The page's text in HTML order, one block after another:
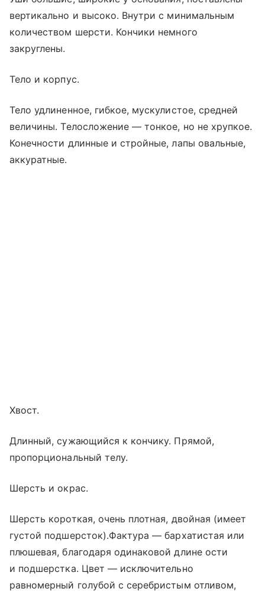
вертикально и высоко. Внутри с минимальным
количеством шерсти. Кончики немного
закруглены.
Тело и корпус.
Тело удлиненное, гибкое, мускулистое, средней
величины. Телосложение — тонкое, но не хрупкое.
Конечности длинные и стройные, лапы овальные,
аккуратные.
Хвост.
Длинный, сужающийся к кончику. Прямой,
пропорциональный телу.
Шерсть и окрас.
Шерсть короткая, очень плотная, двойная (имеет
густой подшерсток).Фактура — бархатистая или
плюшевая, благодаря одинаковой длине ости
и подшерстка. Цвет — исключительно
равномерный голубой с серебристым отливом,